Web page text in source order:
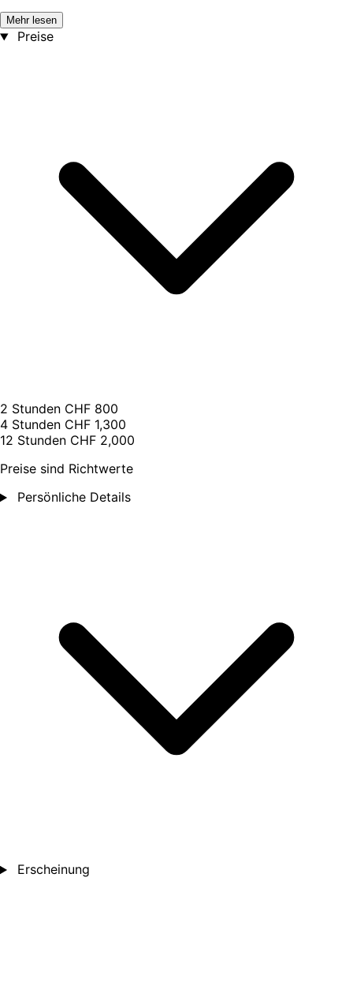
Mehr lesen
Preise
2 Stunden CHF 800
4 Stunden CHF 1,300
12 Stunden CHF 2,000
Preise sind Richtwerte
Persönliche Details
Erscheinung